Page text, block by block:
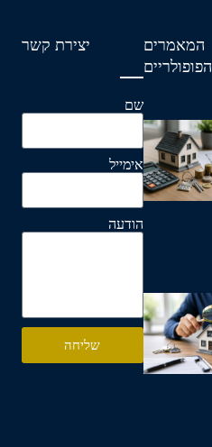
המאמרים
הפופולריים
נלוות
לרכישת
קרא עוד »
לבדוק
לפני
שקונים
יצירת קשר
שם
אימייל
הודעה
שליחה